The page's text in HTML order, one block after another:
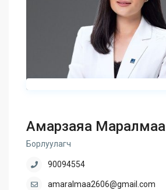
Амарзаяа Маралмаа
Борлуулагч
90094554
amaralmaa2606@gmail.com